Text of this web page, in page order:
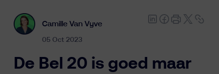
Particulieren
Business
Camille Van Vyve
05 Oct 2023
De Bel 20 is goed maar